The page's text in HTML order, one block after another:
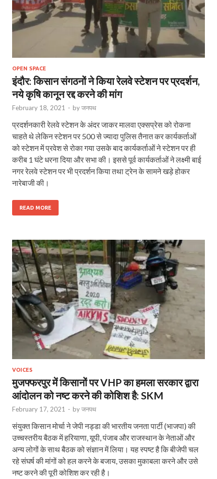
OPEN SPACE
इंदौर: किसान संगठनों ने किया रेलवे स्टेशन पर प्रदर्शन,
नये कृषि कानून रद्द करने की मांग
February 18, 2021 - byजनपथ
प्रदर्शनकारी रेलवे स्टेशन के अंदर जाकर मालवा एक्सप्रेस को रोकना
चाहते थे लेकिन स्टेशन पर 500 से ज्यादा पुलिस तैनात कर कार्यकर्ताओं
को स्टेशन में प्रवेश से रोका गया उसके बाद कार्यकर्ताओं ने स्टेशन पर ही
करीब 1 घंटे धरना दिया और सभा की। इससे पूर्व कार्यकर्ताओं ने लक्ष्मी बाई
नगर रेलवे स्टेशन पर भी प्रदर्शन किया तथा ट्रेन के सामने खड़े होकर
नारेबाजी की।
READ MORE
VOICES
मुजफ्फरपुर में किसानों पर VHP का हमला सरकार द्वारा
आंदोलन को नष्ट करने की कोशिश है: SKM
February 17, 2021 - byजनपथ
संयुक्त किसान मोर्चा ने जेपी नड्डा की भारतीय जनता पार्टी (भाजपा) की
उच्चस्तरीय बैठक में हरियाणा, यूपी, पंजाब और राजस्थान के नेताओं और
अन्य लोगों के साथ बैठक को संज्ञान में लिया। यह स्पष्ट है कि बीजेपी चल
रहे संघर्ष की मांगों को हल करने के बजाय, उसका मुकाबला करने और उसे
नष्ट करने की पूरी कोशिश कर रही है।